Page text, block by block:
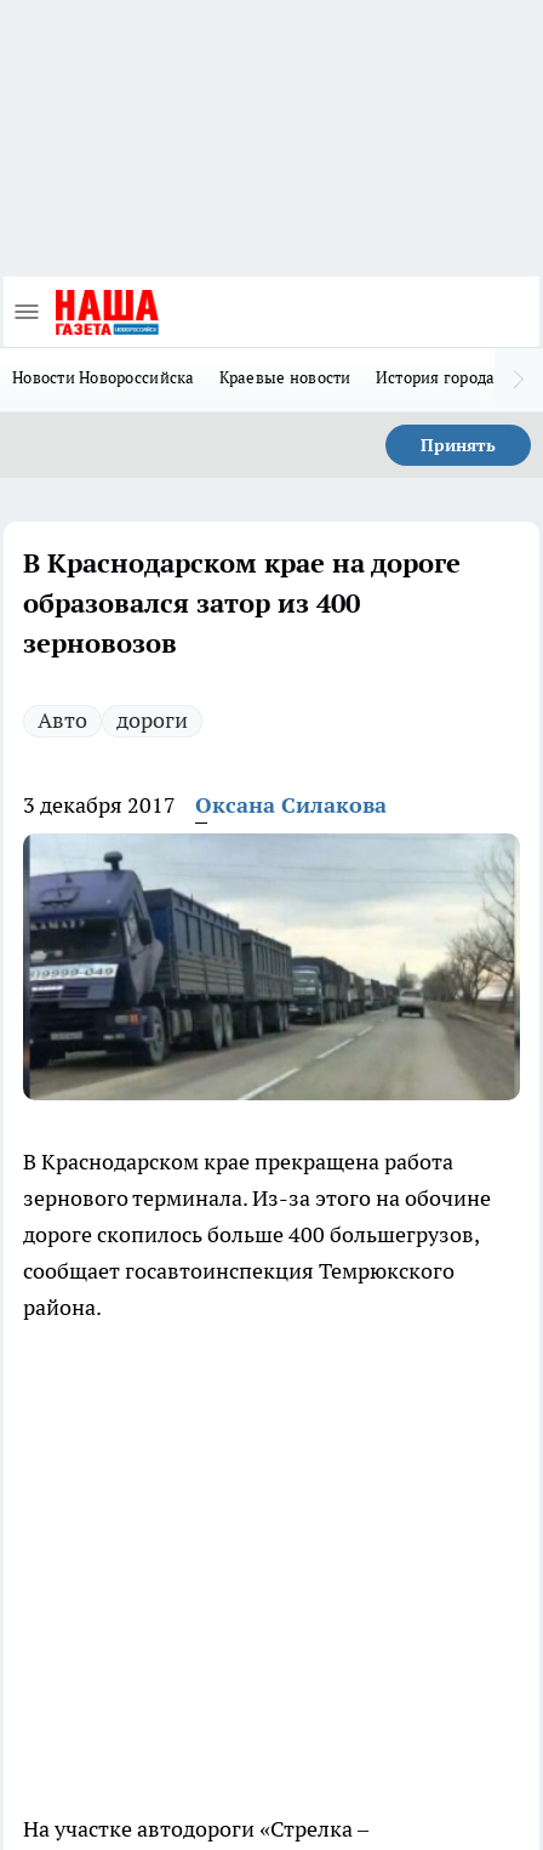
Новости Новороссийска Краевые новости История города Н
Принять
В Краснодарском крае на дороге
образовался затор из 400
зерновозов
Авто дороги
3 декабря 2017 Оксана Силакова
В Краснодарском крае прекращена работа
зернового терминала. Из-за этого на обочине
дороге скопилось больше 400 большегрузов,
сообщает госавтоинспекция Темрюкского
района.
На участке автодороги «Стрелка –